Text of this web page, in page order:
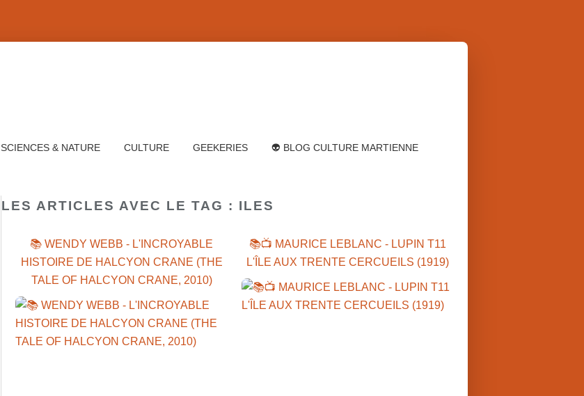
SCIENCES & NATURE CULTURE GEEKERIES 👽 BLOG CULTURE MARTIENNE
LES ARTICLES AVEC LE TAG : ILES
📚 WENDY WEBB - L'INCROYABLE
HISTOIRE DE HALCYON CRANE (THE
TALE OF HALCYON CRANE, 2010)
FANTASTIQUE
📚📺 MAURICE LEBLANC - LUPIN T11
L'ÎLE AUX TRENTE CERCUEILS (1919)